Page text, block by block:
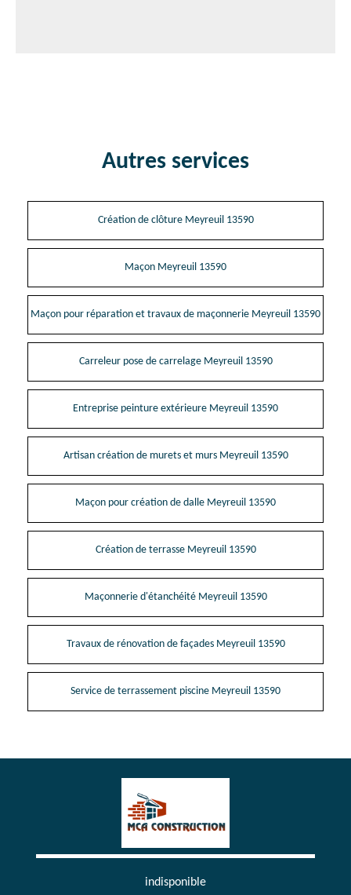
Autres services
Création de clôture Meyreuil 13590
Maçon Meyreuil 13590
Maçon pour réparation et travaux de maçonnerie Meyreuil 13590
Carreleur pose de carrelage Meyreuil 13590
Entreprise peinture extérieure Meyreuil 13590
Artisan création de murets et murs Meyreuil 13590
Maçon pour création de dalle Meyreuil 13590
Création de terrasse Meyreuil 13590
Maçonnerie d'étanchéité Meyreuil 13590
Travaux de rénovation de façades Meyreuil 13590
Service de terrassement piscine Meyreuil 13590
indisponible